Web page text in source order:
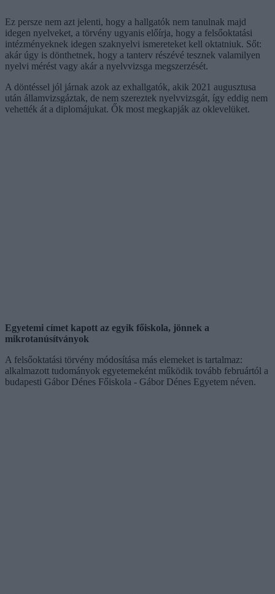
Ez persze nem azt jelenti, hogy a hallgatók nem tanulnak majd
idegen nyelveket, a törvény ugyanis előírja, hogy a felsőoktatási
intézményeknek idegen szaknyelvi ismereteket kell oktatniuk. Sőt:
akár úgy is dönthetnek, hogy a tanterv részévé tesznek valamilyen
nyelvi mérést vagy akár a nyelvvizsga megszerzését.
A döntéssel jól járnak azok az exhallgatók, akik 2021 augusztusa
után államvizsgáztak, de nem szereztek nyelvvizsgát, így eddig nem
vehették át a diplomájukat. Ők most megkapják az oklevelüket.
Egyetemi címet kapott az egyik főiskola, jönnek a
mikrotanúsítványok
A felsőoktatási törvény módosítása más elemeket is tartalmaz:
alkalmazott tudományok egyetemeként működik tovább februártól a
budapesti Gábor Dénes Főiskola - Gábor Dénes Egyetem néven.